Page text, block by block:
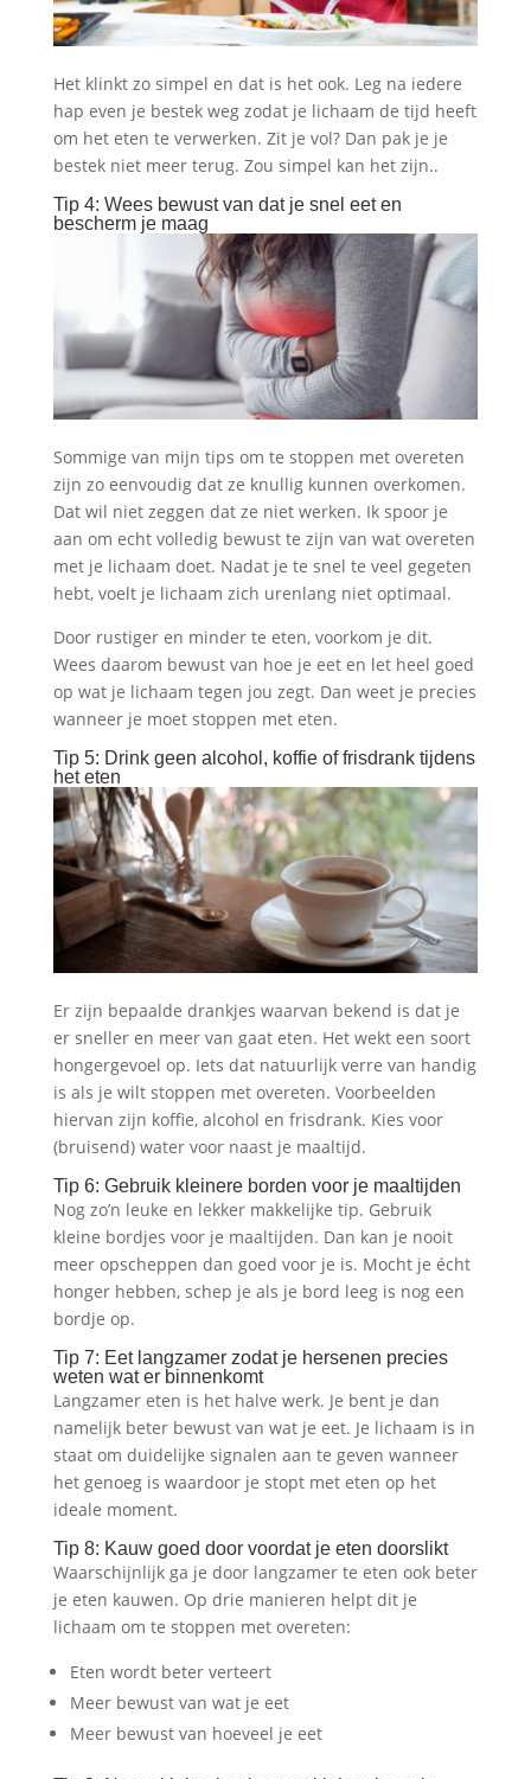
Het klinkt zo simpel en dat is het ook. Leg na iedere
hap even je bestek weg zodat je lichaam de tijd heeft
om het eten te verwerken. Zit je vol? Dan pak je je
bestek niet meer terug. Zou simpel kan het zijn..
Tip 4: Wees bewust van dat je snel eet en
bescherm je maag
Sommige van mijn tips om te stoppen met overeten
zijn zo eenvoudig dat ze knullig kunnen overkomen.
Dat wil niet zeggen dat ze niet werken. Ik spoor je
aan om echt volledig bewust te zijn van wat overeten
met je lichaam doet. Nadat je te snel te veel gegeten
hebt, voelt je lichaam zich urenlang niet optimaal.
Door rustiger en minder te eten, voorkom je dit.
Wees daarom bewust van hoe je eet en let heel goed
op wat je lichaam tegen jou zegt. Dan weet je precies
wanneer je moet stoppen met eten.
Tip 5: Drink geen alcohol, koffie of frisdrank tijdens
het eten
Er zijn bepaalde drankjes waarvan bekend is dat je
er sneller en meer van gaat eten. Het wekt een soort
hongergevoel op. Iets dat natuurlijk verre van handig
is als je wilt stoppen met overeten. Voorbeelden
hiervan zijn koffie, alcohol en frisdrank. Kies voor
(bruisend) water voor naast je maaltijd.
Tip 6: Gebruik kleinere borden voor je maaltijden
Nog zo’n leuke en lekker makkelijke tip. Gebruik
kleine bordjes voor je maaltijden. Dan kan je nooit
meer opscheppen dan goed voor je is. Mocht je écht
honger hebben, schep je als je bord leeg is nog een
bordje op.
Tip 7: Eet langzamer zodat je hersenen precies
weten wat er binnenkomt
Langzamer eten is het halve werk. Je bent je dan
namelijk beter bewust van wat je eet. Je lichaam is in
staat om duidelijke signalen aan te geven wanneer
het genoeg is waardoor je stopt met eten op het
ideale moment.
Tip 8: Kauw goed door voordat je eten doorslikt
Waarschijnlijk ga je door langzamer te eten ook beter
je eten kauwen. Op drie manieren helpt dit je
lichaam om te stoppen met overeten:
Eten wordt beter verteert
Meer bewust van wat je eet
Meer bewust van hoeveel je eet